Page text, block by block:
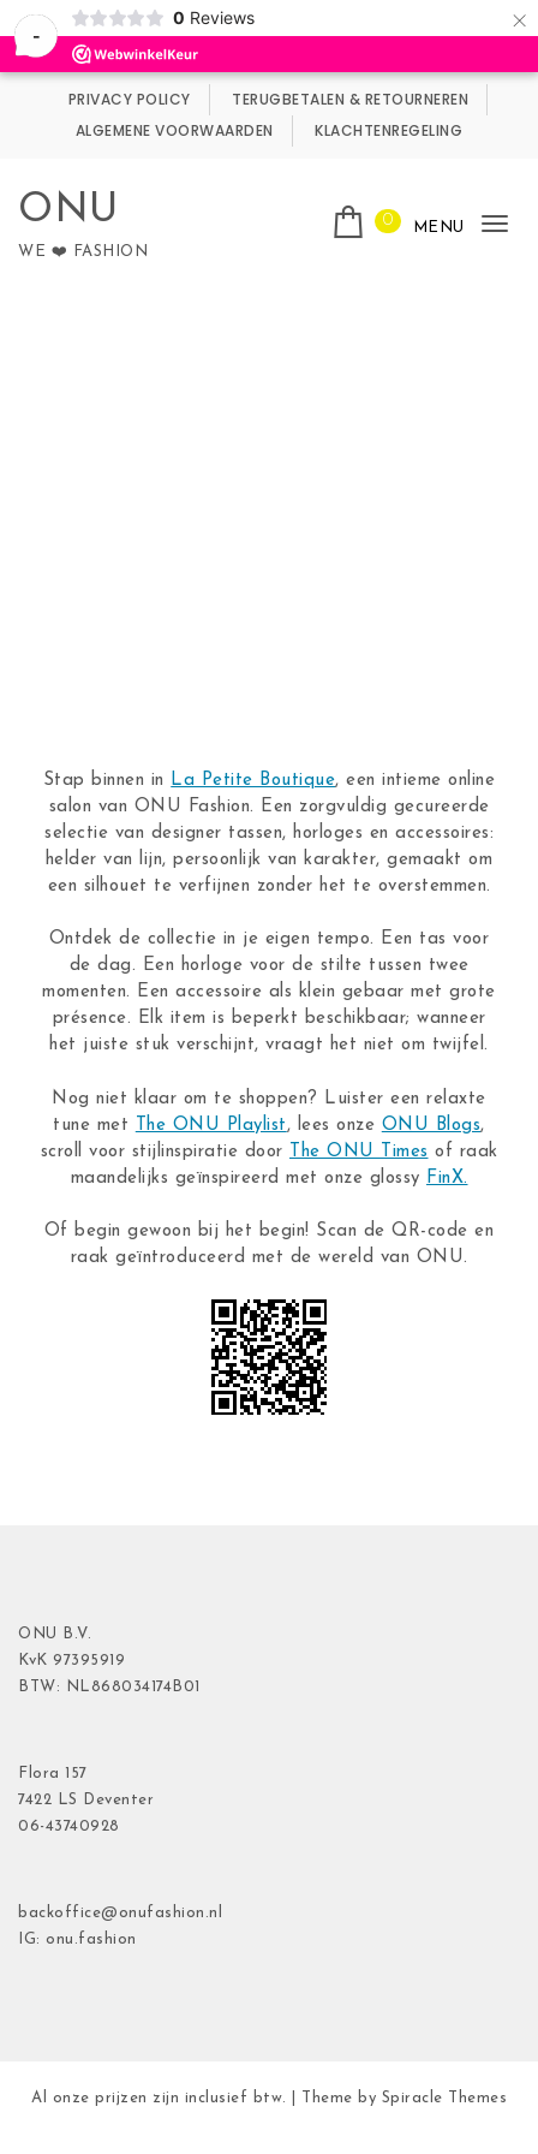
-
0 Reviews ×
Wij maken gebruik van cookies.
PRIVACY POLICY
TERUGBETALEN & RETOURNEREN
ALGEMENE VOORWAARDEN
KLACHTENREGELING
ONU
WE ❤️ FASHION
0 MENU
Stap binnen in La Petite Boutique, een intieme online
salon van ONU Fashion. Een zorgvuldig gecureerde
selectie van designer tassen, horloges en accessoires:
helder van lijn, persoonlijk van karakter, gemaakt om
een silhouet te verfijnen zonder het te overstemmen.
Ontdek de collectie in je eigen tempo. Een tas voor
de dag. Een horloge voor de stilte tussen twee
momenten. Een accessoire als klein gebaar met grote
présence. Elk item is beperkt beschikbaar; wanneer
het juiste stuk verschijnt, vraagt het niet om twijfel.
Nog niet klaar om te shoppen? Luister een relaxte
tune met
The ONU Playlist , lees onze ONU Blogs,
scroll voor stijlinspiratie door
The ONU Times of raak
maandelijks geïnspireerd met onze glossy FinX.
Of begin gewoon bij het begin! Scan de QR-code en
raak geïntroduceerd met de wereld van ONU.
ONU B.V.
KvK 97395919
BTW: NL868034174B01
Flora 157
7422 LS Deventer
06-43740928
backoffice@onufashion.nl
IG: onu.fashion
Al onze prijzen zijn inclusief btw. | Theme by Spiracle Themes